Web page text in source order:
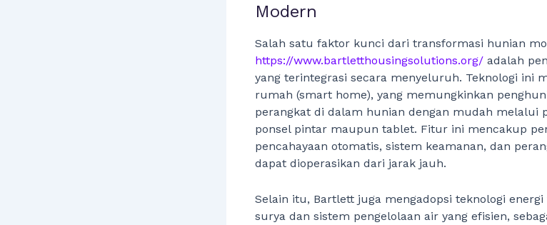
Modern
Salah satu faktor kunci dari transformasi hunian
https://www.bartletthousingsolutions.org/ adalah
yang terintegrasi secara menyeluruh. Teknologi ini
rumah (smart home), yang memungkinkan
perangkat di dalam hunian dengan mudah melalui
ponsel pintar maupun tablet. Fitur ini mencakup
pencahayaan otomatis, sistem keamanan, dan
dapat dioperasikan dari jarak jauh.
Selain itu, Bartlett juga mengadopsi teknologi
surya dan sistem pengelolaan air yang efisien,